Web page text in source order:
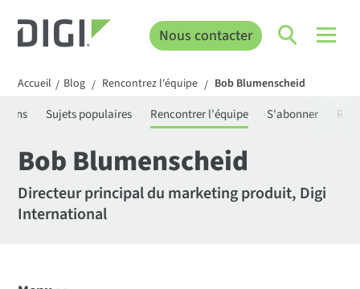
Nous contacter
Accueil / Blog / Rencontrez l'équipe / Bob Blumenscheid
Sujets populaires Rencontrer l'équipe S'abonner
Bob Blumenscheid
Directeur principal du marketing produit, Digi
International